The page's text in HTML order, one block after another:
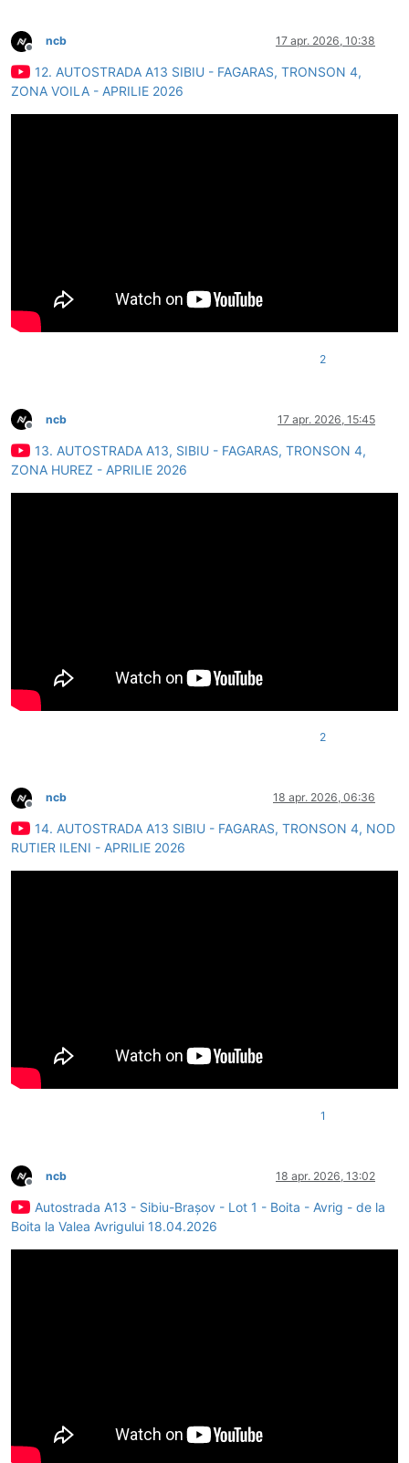
Deconectat
ncb 17 apr. 2026, 10:38
12. AUTOSTRADA A13 SIBIU - FAGARAS, TRONSON 4,
ZONA VOILA - APRILIE 2026
2
Deconectat
ncb 17 apr. 2026, 15:45
13. AUTOSTRADA A13, SIBIU - FAGARAS, TRONSON 4,
ZONA HUREZ - APRILIE 2026
2
Deconectat
ncb 18 apr. 2026, 06:36
14. AUTOSTRADA A13 SIBIU - FAGARAS, TRONSON 4, NOD
RUTIER ILENI - APRILIE 2026
1
Deconectat
ncb 18 apr. 2026, 13:02
Autostrada A13 - Sibiu-Brașov - Lot 1 - Boita - Avrig - de la
Boita la Valea Avrigului 18.04.2026